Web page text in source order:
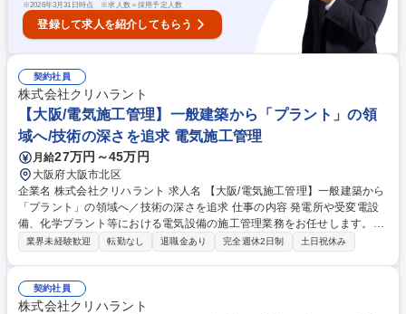
※2026年3月31日時点 ※求人数＝採用予定人数
登録して求人を紹介してもらう
契約社員
株式会社クリハラント
【大阪/電気施工管理】一般建築から「プラント」の領
域へ/技術の深さを追求 電気施工管理
月給27万円～45万円
大阪府大阪市北区
企業名 株式会社クリハラント 求人名 【大阪/電気施工管理】一般建築から
「プラント」の領域へ／技術の深さを追求 仕事の内容 発電所や受変電設
備、化学プラント等における電気設備の施工管理業務をお任せします。一
般建築物では味わえない、日本の産業を支える大規模インフラプロジェク
よび現場指揮 ■発注者（大手プラントメーカー等）との打ち合わせ ■設計
図面に基づく施工計画の策定・図面チェック ■工事費等の原価管理および
業界未経験歓迎 転勤なし 退職金あり 完全週休2日制 土日祝休み
契約社員
株式会社クリハラント